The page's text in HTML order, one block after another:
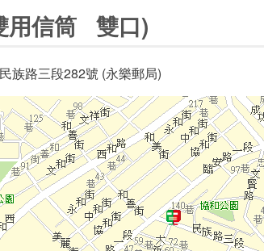
用信筒 雙口)
族路三段282號 (永樂郵局)